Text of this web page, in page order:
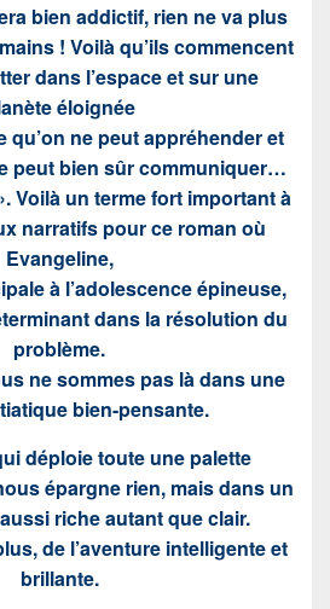
bien addictif, rien ne va plus
! Voilà qu’ils commencent
dans l’espace et sur une
éloignée
qu’on ne peut appréhender et
peut bien sûr communiquer…
Voilà un terme fort important à
narratifs pour ce roman où
Evangeline,
à l’adolescence épineuse,
dans la résolution du
problème.
ne sommes pas là dans une
bien-pensante.
déploie toute une palette
épargne rien, mais dans un
riche autant que clair.
de l’aventure intelligente et
brillante.